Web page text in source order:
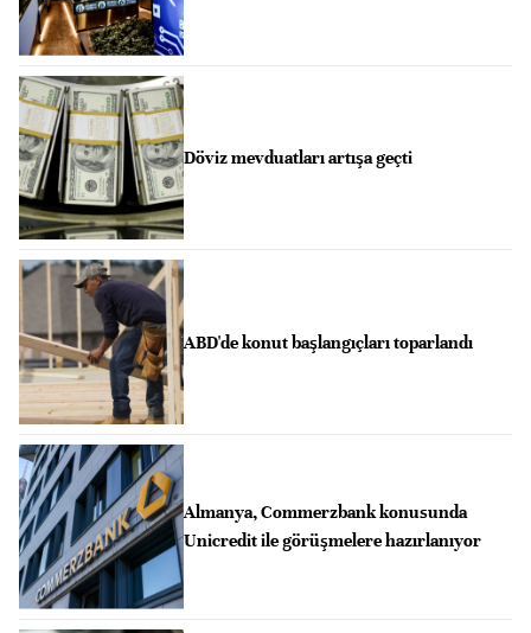
Döviz mevduatları artışa geçti
ABD'de konut başlangıçları toparlandı
Almanya, Commerzbank konusunda
Unicredit ile görüşmelere hazırlanıyor